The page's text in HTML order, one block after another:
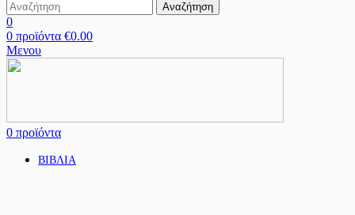
Αναζήτηση
0
0 προϊόντα €0.00
Μενου
0 προϊόντα
ΒΙΒΛΙΑ